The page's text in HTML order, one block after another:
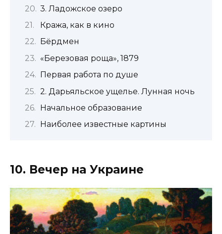
3. Ладожское озеро
Кража, как в кино
Бёрдмен
«Березовая роща», 1879
Первая работа по душе
2. Дарьяльское ущелье. Лунная ночь
Начальное образование
Наиболее известные картины
10. Вечер на Украине